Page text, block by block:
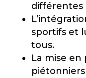
différentes
sportifs et
tous.
La mise